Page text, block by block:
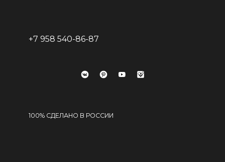
+7 958 540-86-87
100% СДЕЛАНО В РОССИИ